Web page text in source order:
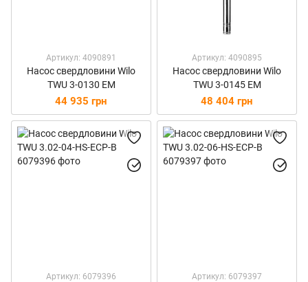
Артикул: 4090891
Насос свердловини Wilo
TWU 3-0130 EM
44 935 грн
Артикул: 4090895
Насос свердловини Wilo
TWU 3-0145 EM
48 404 грн
Артикул: 6079396 Артикул: 6079397